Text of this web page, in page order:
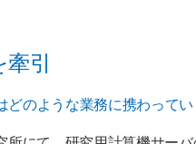
引
のような業務に携わってい